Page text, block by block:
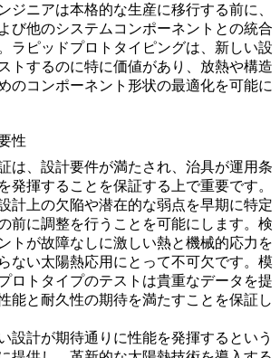
ジニアは本格的な生産に移行する前に、
び他のシステムコンポーネントとの統合
ラピッドプロトタイピングは、新しい設
トするのに特に価値があり、放熱や構造
のコンポーネント形状の最適化を可能に
性
は、設計要件が満たされ、治具が運用条
発揮することを保証する上で重要です。
計上の欠陥や潜在的な弱点を早期に特定
前に調整を行うことを可能にします。検
トが故障なしに激しい熱と機械的応力を
ない太陽熱応用にとって不可欠です。模
ロトタイプのテストは貴重なデータを提
能と耐久性の期待を満たすことを保証し
設計が期待通りに性能を発揮するという